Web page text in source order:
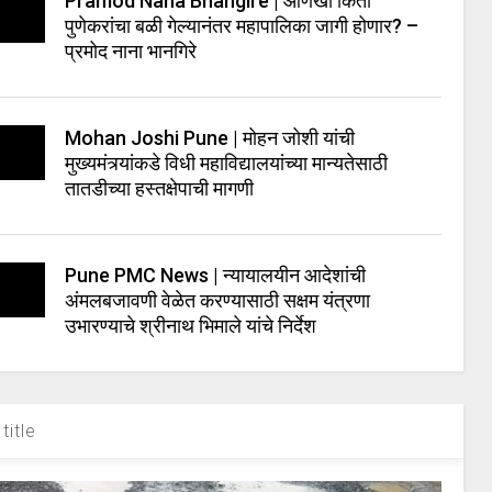
पुणेकरांचा बळी गेल्यानंतर महापालिका जागी होणार? –
प्रमोद नाना भानगिरे
Mohan Joshi Pune | मोहन जोशी यांची
मुख्यमंत्र्यांकडे विधी महाविद्यालयांच्या मान्यतेसाठी
तातडीच्या हस्तक्षेपाची मागणी
Pune PMC News | न्यायालयीन आदेशांची
अंमलबजावणी वेळेत करण्यासाठी सक्षम यंत्रणा
उभारण्याचे श्रीनाथ भिमाले यांचे निर्देश